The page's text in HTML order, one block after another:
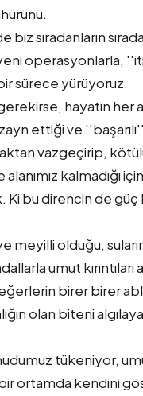
sıradanların
operasyonlarla,
sürece yürüyoruz.
hayatın her
ettiği ve
vazgeçirip,
kalmadığı
bu direncin de güç
meyilli olduğu,
umut
birer birer
olan biteni
tükeniyor,
ortamda kendini